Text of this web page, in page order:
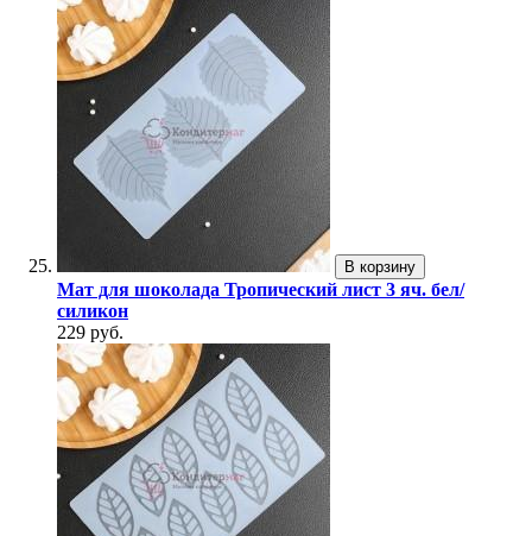
В корзину
Мат для шоколада Тропический лист 3 яч. бел/
силикон
229 руб.